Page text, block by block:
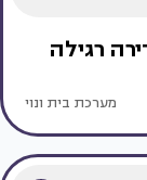
רגילה
מערכת בית ונוי